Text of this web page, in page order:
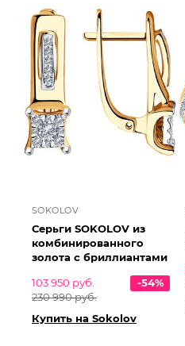
SOKOLOV
Серьги SOKOLOV из
комбинированного
золота с бриллиантами
103 950 руб.
230 990 руб.
-54%
Купить на Sokolov